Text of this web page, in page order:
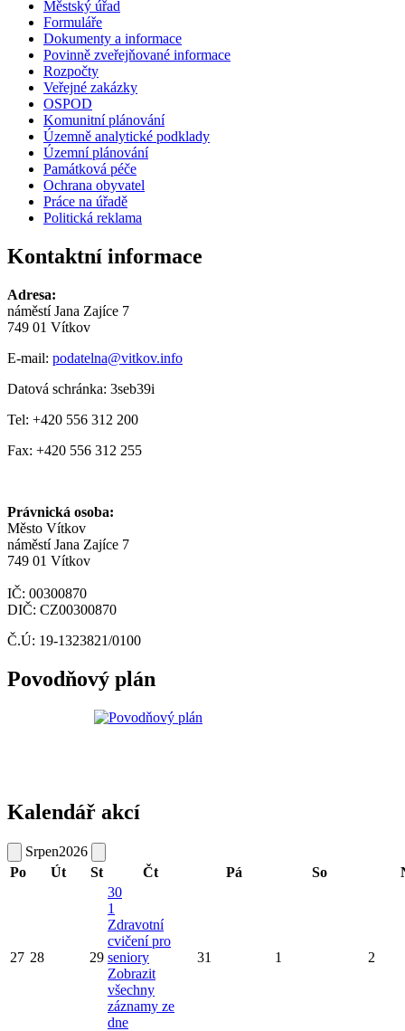
Městský úřad
Formuláře
Dokumenty a informace
Povinně zveřejňované informace
Rozpočty
Veřejné zakázky
OSPOD
Komunitní plánování
Územně analytické podklady
Územní plánování
Památková péče
Ochrana obyvatel
Práce na úřadě
Politická reklama
Kontaktní informace
Adresa:
náměstí Jana Zajíce 7
749 01 Vítkov
E-mail: podatelna@vitkov.info
Datová schránka: 3seb39i
Tel: +420 556 312 200
Fax: +420 556 312 255
Právnická osoba:
Město Vítkov
náměstí Jana Zajíce 7
749 01 Vítkov
IČ: 00300870
DIČ: CZ00300870
Č.Ú: 19-1323821/0100
Povodňový plán
Kalendář akcí
Srpen2026
Po
Út St Čt Pá So
27 28 29
30
1
Zdravotní
cvičení pro
seniory
Zobrazit
všechny
záznamy ze
dne
31 1 2